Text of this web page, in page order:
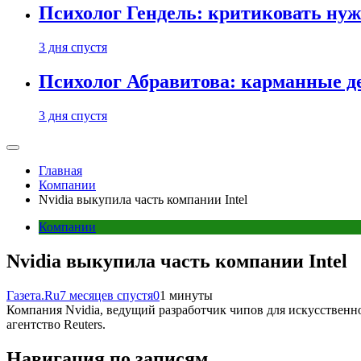
Психолог Гендель: критиковать
3 дня спустя
Психолог Абравитова: карманные
3 дня спустя
Главная
Компании
Nvidia выкупила часть компании Intel
Компании
Nvidia выкупила часть компании Intel
Газета.Ru7 месяцев спустя01 минуты
Компания Nvidia, ведущий разработчик чипов для
агентство Reuters.